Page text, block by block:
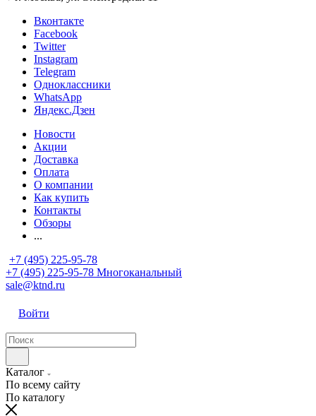
Вконтакте
Facebook
Twitter
Instagram
Telegram
Одноклассники
WhatsApp
Яндекс.Дзен
Новости
Акции
Доставка
Оплата
О компании
Как купить
Контакты
Обзоры
...
+7 (495) 225-95-78
+7 (495) 225-95-78 Многоканальный
sale@ktnd.ru
Войти
Каталог
По всему сайту
По каталогу